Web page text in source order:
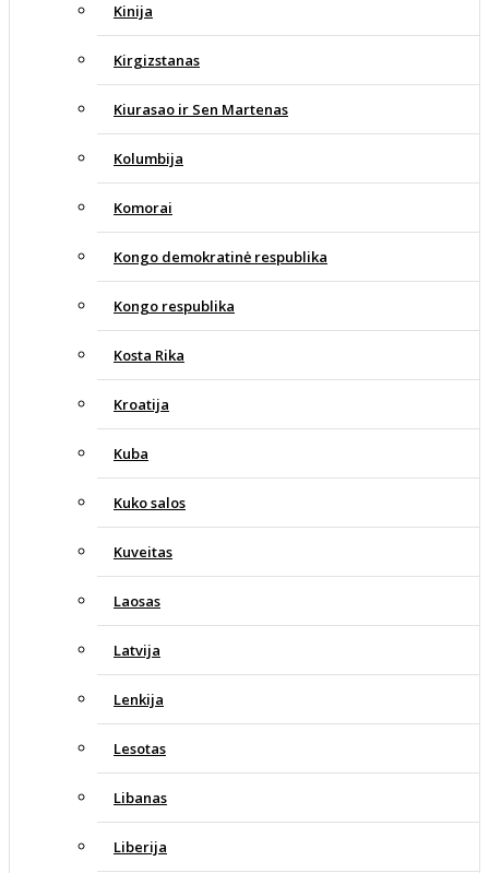
Kinija
Kirgizstanas
Kiurasao ir Sen Martenas
Kolumbija
Komorai
Kongo demokratinė respublika
Kongo respublika
Kosta Rika
Kroatija
Kuba
Kuko salos
Kuveitas
Laosas
Latvija
Lenkija
Lesotas
Libanas
Liberija